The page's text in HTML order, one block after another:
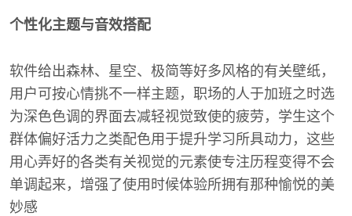
个性化主题与音效搭配
软件给出森林、星空、极简等好多风格的有关壁纸，
用户可按心情挑不一样主题，职场的人于加班之时选
为深色色调的界面去减轻视觉致使的疲劳，学生这个
群体偏好活力之类配色用于提升学习所具动力，这些
用心弄好的各类有关视觉的元素使专注历程变得不会
单调起来，增强了使用时候体验所拥有那种愉悦的美
妙感